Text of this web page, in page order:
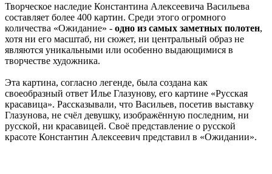
Творческое наследие Константина Алексеевича Васильева
составляет более 400 картин. Среди этого огромного
количества «Ожидание» - одно из самых заметных полотен,
хотя ни его масштаб, ни сюжет, ни центральный образ не
являются уникальными или особенно выдающимися в
творчестве художника.
Эта картина, согласно легенде, была создана как
своеобразный ответ Илье Глазунову, его картине «Русская
красавица». Рассказывали, что Васильев, посетив выставку
Глазунова, не счёл девушку, изображённую последним, ни
русской, ни красавицей. Своё представление о русской
красоте Константин Алексеевич представил в «Ожидании».